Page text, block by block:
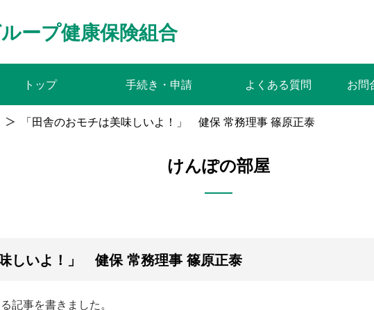
ープ健康保険組合
トップ 手続き・申請 よくある質問 お問
「田舎のおモチは美味しいよ！」 健保 常務理事 篠原正泰
けんぽの部屋
味しいよ！」 健保 常務理事 篠原正泰
記事を書きました。